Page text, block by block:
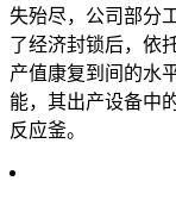
失殆尽，公司部分
了经济封锁后，依
产值康复到间的水
能，其出产设备中
反应釜。